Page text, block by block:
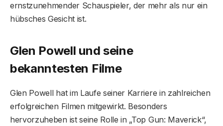
ernstzunehmender Schauspieler, der mehr als nur ein
hübsches Gesicht ist.
Glen Powell und seine
bekanntesten Filme
Glen Powell hat im Laufe seiner Karriere in zahlreichen
erfolgreichen Filmen mitgewirkt. Besonders
hervorzuheben ist seine Rolle in „Top Gun: Maverick“,